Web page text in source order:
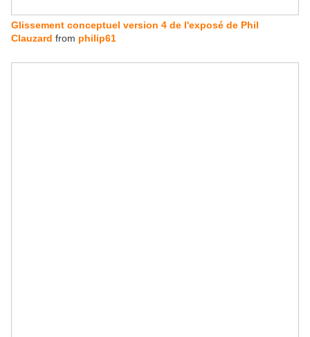
Glissement conceptuel version 4 de l'exposé de Phil
Clauzard from philip61